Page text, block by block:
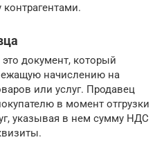
документ, который
начислению на
или услуг. Продавец
в момент отгрузки
указывая в нем сумму НДС